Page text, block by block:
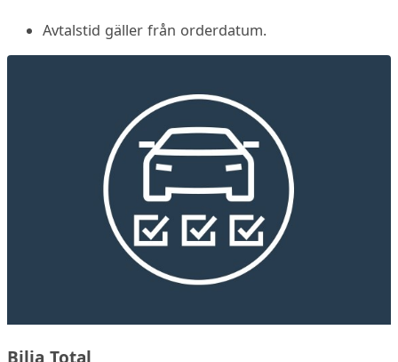
Avtalstid gäller från orderdatum.